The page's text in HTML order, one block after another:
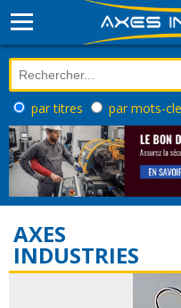
par titres par mots-
AXES
INDUSTRIES